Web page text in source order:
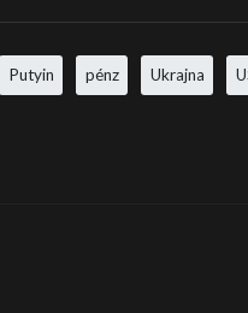
Putyin pénz Ukrajna